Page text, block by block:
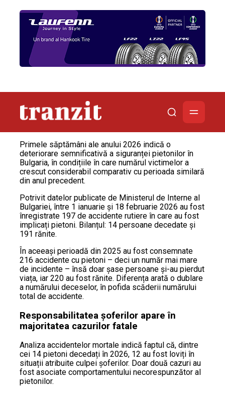
Primele săptămâni ale anului 2026 indică o
deteriorare semnificativă a siguranței pietonilor în
Bulgaria, în condițiile în care numărul victimelor a
crescut considerabil comparativ cu perioada similară
din anul precedent.
Potrivit datelor publicate de Ministerul de Interne al
Bulgariei, între 1 ianuarie și 18 februarie 2026 au fost
înregistrate 197 de accidente rutiere în care au fost
implicați pietoni. Bilanțul: 14 persoane decedate și
191 rănite.
În aceeași perioadă din 2025 au fost consemnate
216 accidente cu pietoni – deci un număr mai mare
de incidente – însă doar șase persoane și-au pierdut
viața, iar 220 au fost rănite. Diferența arată o dublare
a numărului deceselor, în pofida scăderii numărului
total de accidente.
Responsabilitatea șoferilor apare în
majoritatea cazurilor fatale
Analiza accidentelor mortale indică faptul că, dintre
cei 14 pietoni decedați în 2026, 12 au fost loviți în
situații atribuite culpei șoferilor. Doar două cazuri au
fost asociate comportamentului necorespunzător al
pietonilor.